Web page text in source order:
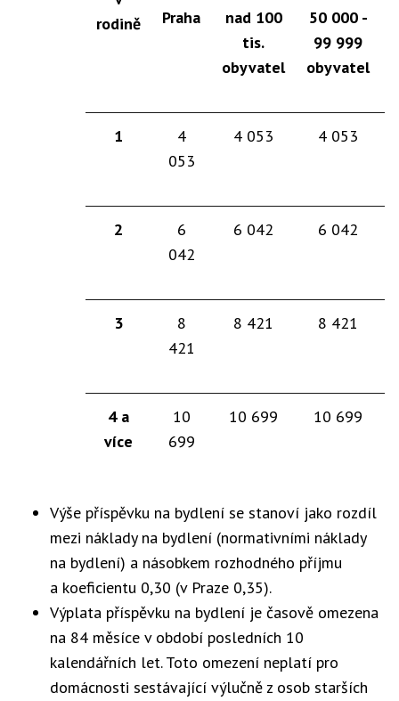
rodině
Praha
nad 100
tis.
obyvatel
50 000 -
99 999
obyvatel
1
4
053
4 053 4 053
2
6
042
6 042 6 042
3
8
421
8 421 8 421
4 a
více
10
699
10 699 10 699
Výše příspěvku na bydlení se stanoví jako rozdíl
mezi náklady na bydlení (normativními náklady
na bydlení) a násobkem rozhodného příjmu
a koeficientu 0,30 (v Praze 0,35).
Výplata příspěvku na bydlení je časově omezena
na 84 měsíce v období posledních 10
kalendářních let. Toto omezení neplatí pro
domácnosti sestávající výlučně z osob starších